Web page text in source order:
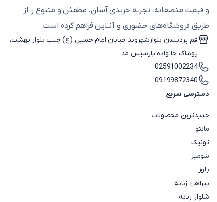
و قیمت منصفانه، تجربه خریدی آسان، مطمئن و متنوع را از
طریق فروشگاه‌های حضوری و آنلاین فراهم کرده است.
قم پردیسان بلوارشهروند خیابان امام حسین (ع) جنب بلوار بهشت،
پوشاک خانواده پارسیس مُد
02591002234
09199872340
دسترسی سریع
جدیدترین محصولات
مانتو
تونیک
شومیز
بلوز
پیراهن زنانه
شلوار زنانه